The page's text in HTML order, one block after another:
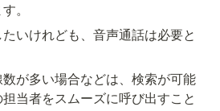
。
いけれども、音声通話は必要と
が多い場合などは、検索が可能
当者をスムーズに呼び出すこと